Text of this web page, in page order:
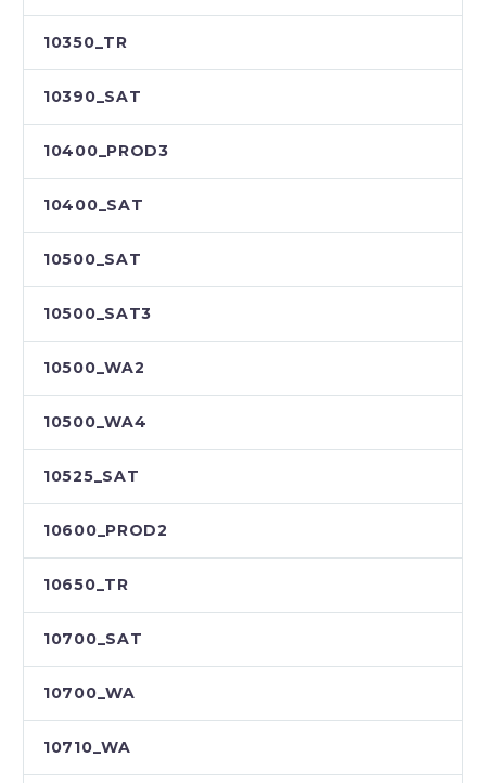
10350_TR
10390_SAT
10400_PROD3
10400_SAT
10500_SAT
10500_SAT3
10500_WA2
10500_WA4
10525_SAT
10600_PROD2
10650_TR
10700_SAT
10700_WA
10710_WA